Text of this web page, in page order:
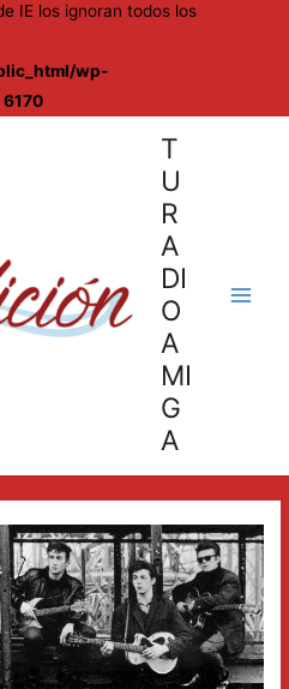
IE los ignoran todos los
wp-
6170
T
U
R
A
DI
O
A
MI
G
A